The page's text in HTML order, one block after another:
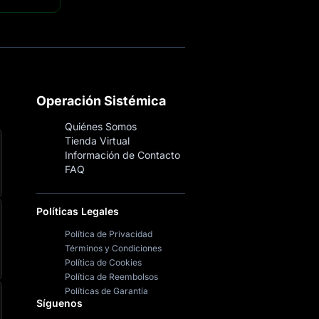
Operación Sistémica
Quiénes Somos
Tienda Virtual
Información de Contacto
FAQ
Políticas Legales
Política de Privacidad
Términos y Condiciones
Política de Cookies
Política de Reembolsos
Políticas de Garantía
Síguenos